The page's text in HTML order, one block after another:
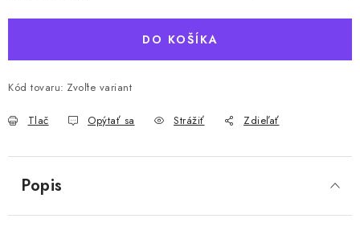
DO KOŠÍKA
Kód tovaru: Zvoľte variant
Tlač Opýtať sa Strážiť Zdieľať
Popis